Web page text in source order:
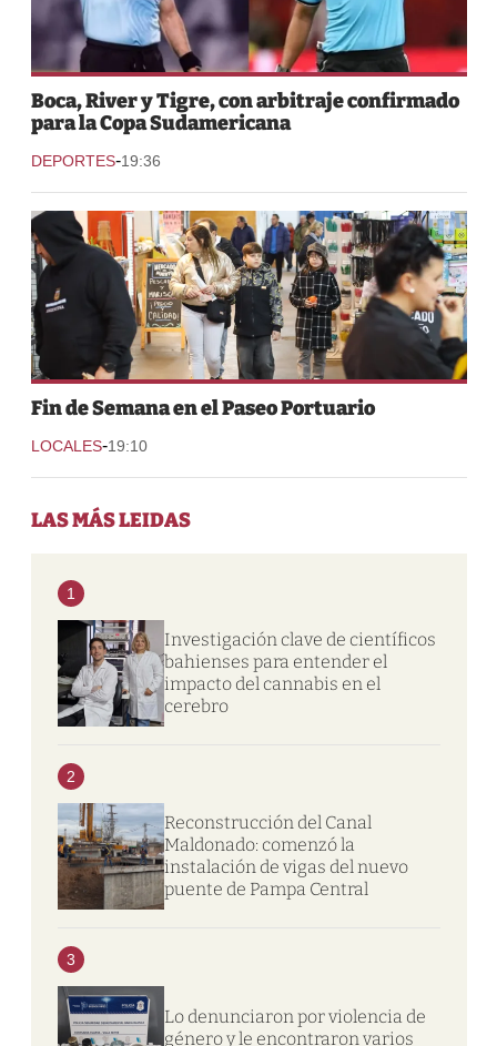
Boca, River y Tigre, con arbitraje confirmado
para la Copa Sudamericana
DEPORTES-19:36
Fin de Semana en el Paseo Portuario
LOCALES-19:10
LAS MÁS LEIDAS
1
Investigación clave de científicos
bahienses para entender el
impacto del cannabis en el
cerebro
2
Reconstrucción del Canal
Maldonado: comenzó la
instalación de vigas del nuevo
puente de Pampa Central
3
Lo denunciaron por violencia de
género y le encontraron varios